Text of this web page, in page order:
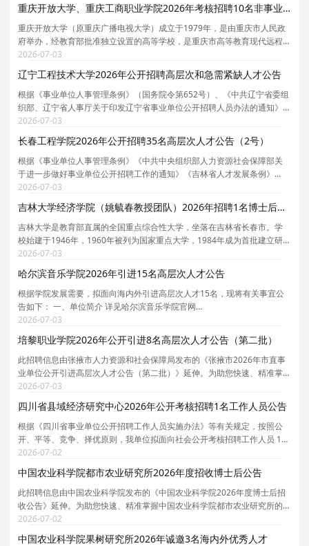
重庆开放大学、重庆工商职业学院2026年考核招聘10名非事业编制博士人才公告（第一批）
重庆开放大学（原重庆广播电视大学）成立于1979年，是由重庆市人民政
府举办，经教育部批准独立设置的高等学校，是重庆市高等教育现代远程
教育中心、重庆市社区教育服务指导中心。2005年，创办了重庆工商职业
学院，与重庆开放大学实行一套班子、两块牌子的管
2026-07-03
辽宁工程技术大学2026年公开招聘高层次和急需紧缺人才公告
根据《事业单位人事管理条例》（国务院令第652号）、《中共辽宁省委组
织部、辽宁省人事厅关于印发辽宁省事业单位公开招聘人员办法的通知》
（辽人发[2007]1号）、《中共辽宁省委组织部、辽宁省人社厅转发中组
部、人社部关于进一步规范事业单位公开招聘工作的
2026-07-03
长春工程学院2026年公开招聘35名高层次人才公告（2号）
根据《事业单位人事管理条例》《中共中央组织部人力资源社会保障部关
于进一步做好事业单位公开招聘工作的通知》《吉林省人才发展条例》
《吉林省人民政府办公厅转发关于全面建立和进一步完善全省事业单位新
进人员公开招聘制度意见的通知》《关于创新优化人事
2026-07-03
吉林大学经济学院（姚毓春教授团队）2026年招聘1名博士后启事
吉林大学是教育部直属的全国重点综合性大学，坐落在吉林省长春市。学
校始建于1946年，1960年被列为国家重点大学，1984年成为首批建立研
究生院的22所大学之一，1995年首批通过国家教委211工程审批，2001年
被列入985工程国家重点建设的大学，2004年被批准为中
2026-07-03
哈尔滨音乐学院2026年引进15名高层次人才公告
根据学院发展需要，拟面向海内外引进高层次人才15名，现将有关事宜公
告如下： 一、单位简介 详见哈尔滨音乐学院官网
https://www.hrbcm.edu.cn。 二、招聘计划 详见《哈尔滨音乐学院2026年
高层次人才引进计划表》（附件1）。 三、高层次人才引进条件 （一）基
2026-07-03
培黎职业学院2026年公开引进8名高层次人才公告（第二批）
此招聘信息由张掖市人力资源和社会保障局发布的《张掖市2026年市直事
业单位公开引进高层次人才公告（第二批）》延伸。为助您快速、精准掌
握培黎职业学院的招聘详情， 现特别针对培黎职业学院的岗位信息与报考
要点单独说明。 为保证您获取的招聘信息完整且准
2026-07-03
四川省县域经济研究中心2026年公开考核招聘1名工作人员公告
根据《四川省事业单位公开招聘工作人员实施办法》等有关规定，按照公
开、平等、竞争、择优原则，我单位拟面向社会公开考核招聘工作人员 1名
。现将公开考核招聘有关事项公告如下。 一、单位简介 四川省县域经济研
究中心是四川省发展和改革委员会直属公益二类
2026-07-02
中国农业科学院都市农业研究所2026年度招收博士后公告
此招聘信息由中国农业科学院发布的《中国农业科学院2026年度博士后招
收公告》延伸。为助您快速、精准掌握中国农业科学院都市农业研究所的
招聘详情， 现特别针对中国农业科学院都市农业研究所的岗位信息与报考
要点单独说明。 为保证您获取的招聘信息完整且准
2026-07-02
中国农业科学院果树研究所2026年诚邀3名海内外优秀人才